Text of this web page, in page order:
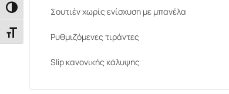
Εναλλαγή Υψηλής Αντίθεσης
Εναλλαγή Μεγέθους Γραμμάτων
Σουτιέν χωρίς ενίσχυση με μπανέλα
Ρυθμιζόμενες τιράντες
Slip κανονικής κάλυψης